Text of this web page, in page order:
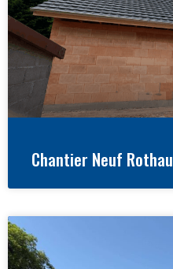
Chantier Neuf Rothau